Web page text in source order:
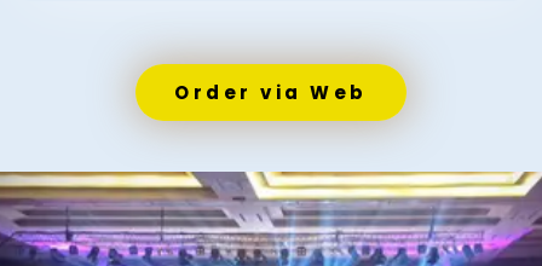
Order via Web